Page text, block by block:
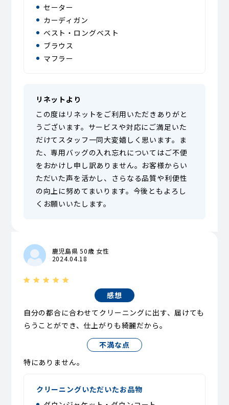
セーター
カーディガン
ベスト・ロングベスト
ブラウス
マフラー
リネットより
この度はリネットをご利用いただきありがと
うございます。サービスや対応にご満足いた
だけてスタッフ一同大変嬉しく思います。ま
た、専用バッグの入れ忘れについてはご不便
をおかけし申し訳ありません。お客様からい
ただいた声を活かし、さらなる品質や利便性
の向上に努めてまいります。今後ともよろし
くお願いいたします。
鹿児島県 50歳 女性
2024.04.18
感想
自分の都合に合わせてクリーニングに出す、届けても
らうことができ、仕上がりも綺麗だから。
不満な点
特にありません。
クリーニングいただいたお品物